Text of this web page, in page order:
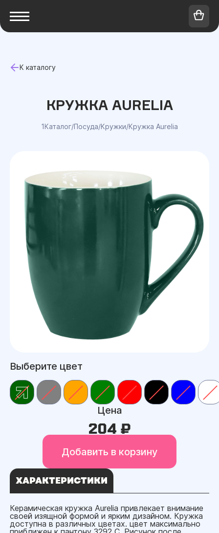
К каталогу
КРУЖКА AURELIA
1Каталог/Посуда/Кружки/Кружка Aurelia
Выберите цвет
Цена
204 ₽
Добавить в корзину
ХАРАКТЕРИСТИКИ
Керамическая кружка Aurelia привлекает внимание
своей изящной формой и ярким дизайном. Кружка
доступна в различных цветах. цвет максимально